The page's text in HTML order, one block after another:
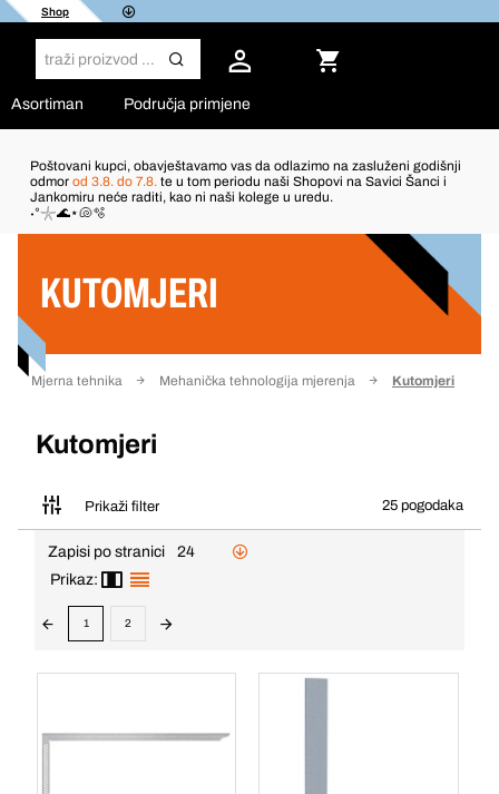
Shop
Asortiman Područja primjene
Poštovani kupci, obavještavamo vas da odlazimo na zasluženi godišnji
odmor od 3.8. do 7.8. te u tom periodu naši Shopovi na Savici Šanci i
Jankomiru neće raditi, kao ni naši kolege u uredu.
˖°𓇼🌊⋆🐚🫧
KUTOMJERI
Mjerna tehnika Mehanička tehnologija mjerenja Kutomjeri
Kutomjeri
Prikaži filter 25 pogodaka
Filter
Zapisi po stranici
24
Prikaz:
1 2